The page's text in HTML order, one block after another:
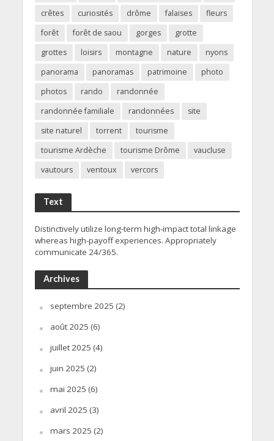
crêtes
curiosités drôme falaises
fleurs
forêt
forêt de saou gorges
grotte
grottes
loisirs montagne nature
nyons
panorama
panoramas patrimoine
photo
photos
rando
randonnée
randonnée familiale
randonnées
site
site naturel
torrent
tourisme
tourisme Ardèche
tourisme Drôme
vaucluse
vautours
ventoux vercors
Text
Distinctively utilize long-term high-impact total linkage
whereas high-payoff experiences. Appropriately
communicate 24/365.
Archives
septembre 2025 (2)
août 2025 (6)
juillet 2025 (4)
juin 2025 (2)
mai 2025 (6)
avril 2025 (3)
mars 2025 (2)